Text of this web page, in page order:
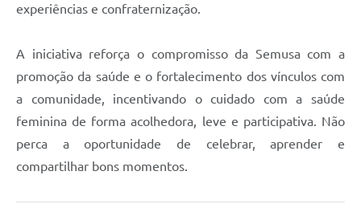
experiências e confraternização.
A iniciativa reforça o compromisso da Semusa com a
promoção da saúde e o fortalecimento dos vínculos com
a comunidade, incentivando o cuidado com a saúde
feminina de forma acolhedora, leve e participativa. Não
perca a oportunidade de celebrar, aprender e
compartilhar bons momentos.